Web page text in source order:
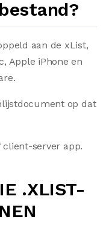
aan de xList,
Apple iPhone en
op dat
client-server app.
.XLIST-